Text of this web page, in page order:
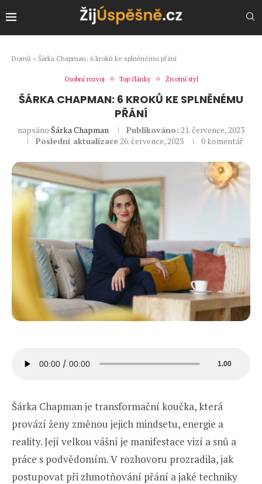
Domů » Šárka Chapman: 6 kroků ke splněnému přání
Osobní rozvoj Top články Životní styl
ŠÁRKA CHAPMAN: 6 KROKŮ KE SPLNĚNÉMU
PŘÁNÍ
napsáno Šárka Chapman Publikováno: 21. července, 2023
Poslední aktualizace26. července, 2023 0 komentář
00:00 00:00 1.00
Šárka Chapman je transformační koučka, která
provází ženy změnou jejich mindsetu, energie a
reality. Její velkou vášní je manifestace vizí a snů a
práce s podvědomím. V rozhovoru prozradila, jak
postupovat při zhmotňování přání a jaké techniky